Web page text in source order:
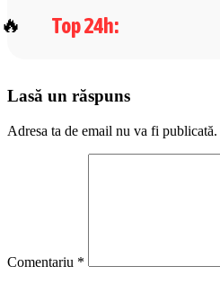
Top 24h:
Lasă un răspuns
Adresa ta de email nu va fi publicată.
Comentariu *